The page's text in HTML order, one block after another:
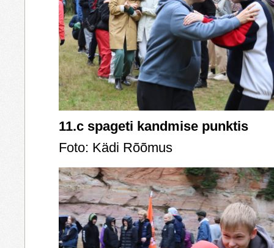
11.c spageti kandmise punktis
Foto: Kädi Rõõmus